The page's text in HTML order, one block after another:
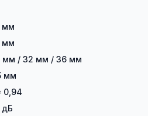
мм
мм
мм / 32 мм / 36 мм
мм
0,94
дБ